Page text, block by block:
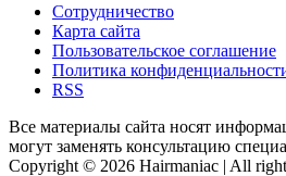
Сотрудничество
Карта сайта
Пользовательское соглашение
Политика
RSS
Все материалы сайта носят
могут заменять консультацию
Copyright © 2026 Hairmaniac | All